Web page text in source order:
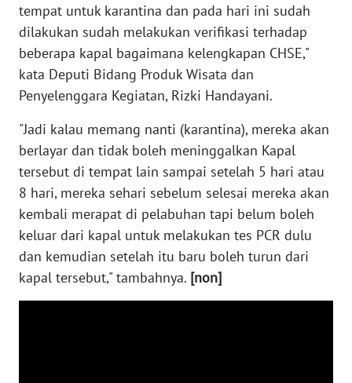
tempat untuk karantina dan pada hari ini sudah
dilakukan sudah melakukan verifikasi terhadap
beberapa kapal bagaimana kelengkapan CHSE,"
kata Deputi Bidang Produk Wisata dan
Penyelenggara Kegiatan, Rizki Handayani.
"Jadi kalau memang nanti (karantina), mereka akan
berlayar dan tidak boleh meninggalkan Kapal
tersebut di tempat lain sampai setelah 5 hari atau
8 hari, mereka sehari sebelum selesai mereka akan
kembali merapat di pelabuhan tapi belum boleh
keluar dari kapal untuk melakukan tes PCR dulu
dan kemudian setelah itu baru boleh turun dari
kapal tersebut," tambahnya. [non]
WN
SULBAR
WN
BABEL
WN
SUMBAR
WN
BENGKULU
WN